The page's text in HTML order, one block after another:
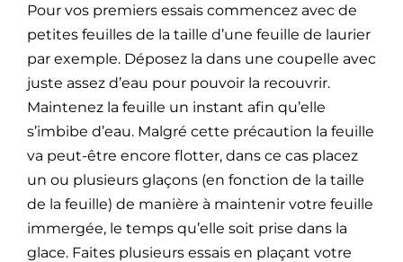
Pour vos premiers essais commencez avec de
petites feuilles de la taille d’une feuille de laurier
par exemple. Déposez la dans une coupelle avec
juste assez d’eau pour pouvoir la recouvrir.
Maintenez la feuille un instant afin qu’elle
s’imbibe d’eau. Malgré cette précaution la feuille
va peut-être encore flotter, dans ce cas placez
un ou plusieurs glaçons (en fonction de la taille
de la feuille) de manière à maintenir votre feuille
immergée, le temps qu’elle soit prise dans la
glace. Faites plusieurs essais en plaçant votre